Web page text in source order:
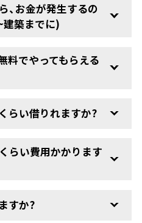
、お金が発生するの
建築までに)
料でやってもらえる
らい借りれますか?
らい費用かかります
すか?